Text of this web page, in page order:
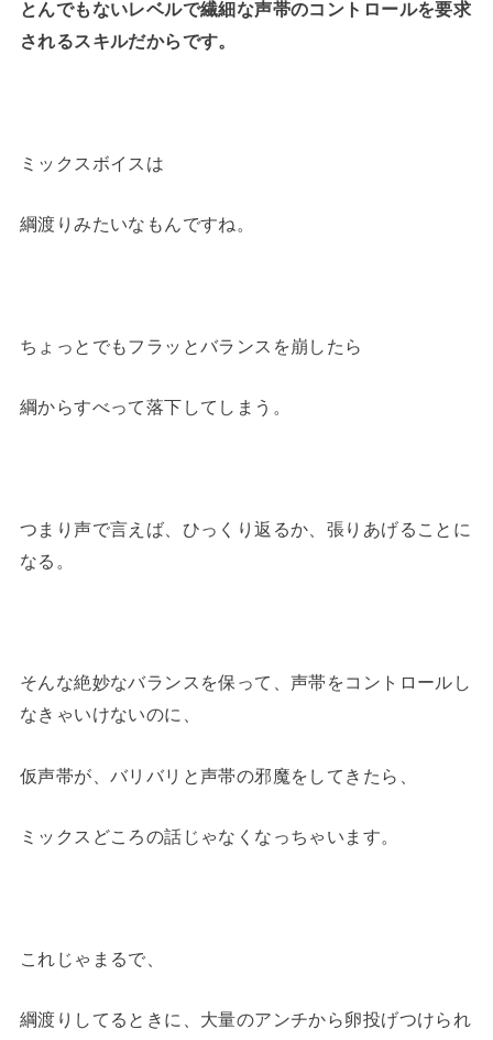
とんでもないレベルで繊細な声帯のコントロールを要求
されるスキルだからです。
ミックスボイスは
綱渡りみたいなもんですね。
ちょっとでもフラッとバランスを崩したら
綱からすべって落下してしまう。
つまり声で言えば、ひっくり返るか、張りあげることに
なる。
そんな絶妙なバランスを保って、声帯をコントロールし
なきゃいけないのに、
仮声帯が、バリバリと声帯の邪魔をしてきたら、
ミックスどころの話じゃなくなっちゃいます。
これじゃまるで、
綱渡りしてるときに、大量のアンチから卵投げつけられ